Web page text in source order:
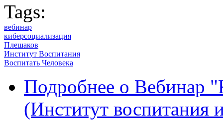
Tags:
вебинар
киберсоциализация
Плешаков
Институт Воспитания
Воспитать Человека
Подробнее о Вебинар
(Институт воспитания